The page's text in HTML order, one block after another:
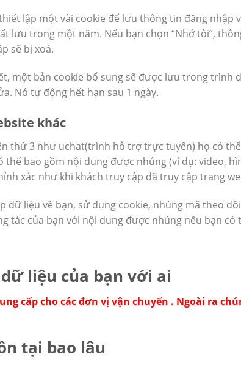
lập một vài cookie để lưu thông tin đăng
lưu trong một năm. Nếu bạn chọn “Nhớ tôi”,
sẽ bị xoá.
một bản cookie bổ sung sẽ được lưu trong trình
Nó tự động hết hạn sau 1 ngày.
khác
thứ 3 như uchat(trình hỗ trợ trực tuyến) họ có
thể bao gồm nội dung được nhúng (ví dụ: video,
xác như khi khách truy cập đã truy cập trang
dữ liệu về bạn, sử dụng cookie, nhúng mã theo
tác của bạn với nội dung được nhúng nếu bạn có
liệu của bạn với ai
cấp cho các đơn vị vận chuyển . Ngoài ra
tại bao lâu